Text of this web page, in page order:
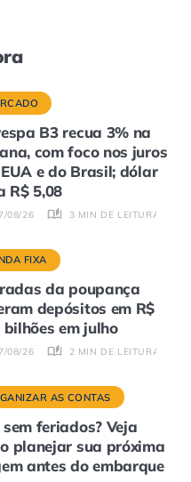
B3 recua 3% na
com foco nos juros
e do Brasil; dólar
R$ 5,08
08/26 3 MIN DE LEITURA
FIXA
da poupança
depósitos em R$
bilhões em julho
08/26 2 MIN DE LEITURA
AS CONTAS
sem feriados? Veja
planejar sua próxima
antes do embarque